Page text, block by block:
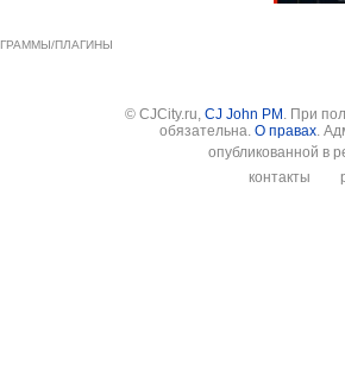
ПЛАГИНЫ
© CJCity.ru, CJ John PM . При
обязательна. О правах.
опубликованной в
контакты